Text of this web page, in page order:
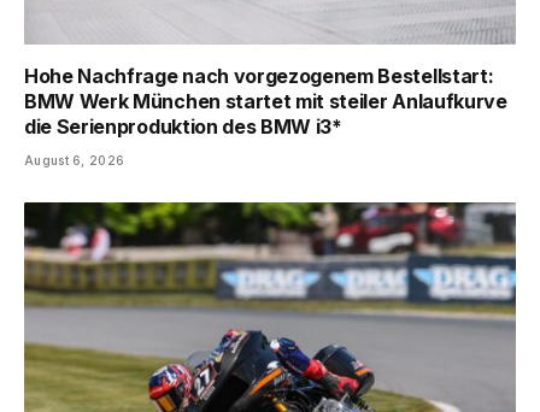
Hohe Nachfrage nach vorgezogenem Bestellstart:
BMW Werk München startet mit steiler Anlaufkurve
die Serienproduktion des BMW i3*
August 6, 2026